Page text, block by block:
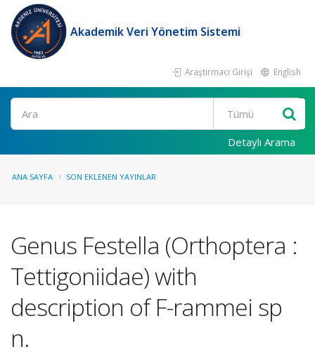
Akademik Veri Yönetim Sistemi
Araştırmacı Girişi English
Ara
Detaylı Arama
ANA SAYFA SON EKLENEN YAYINLAR
Genus Festella (Orthoptera :
Tettigoniidae) with
description of F-rammei sp
n.